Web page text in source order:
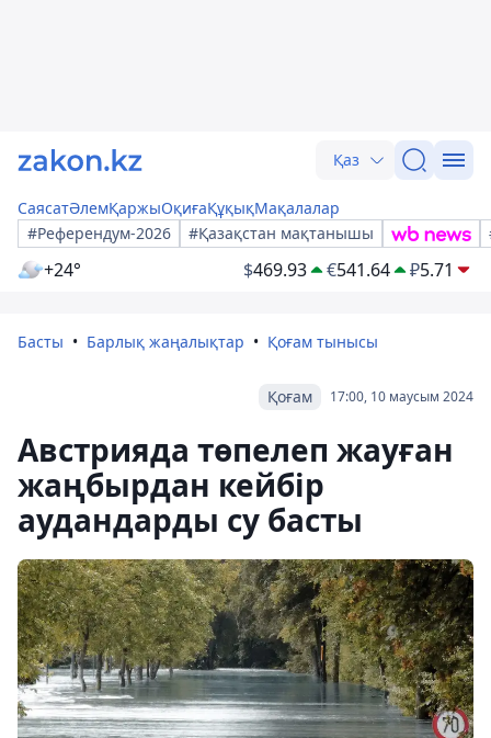
Қаз
СаясатӘлемҚаржыОқиғаҚұқықМақалалар
#Референдум-2026
#Қазақстан мақтанышы
+24° $469.93 €541.64 ₽5.71
Басты Барлық жаңалықтар Қоғам тынысы
17:00, 10 маусым 2024
Қоғам
Австрияда төпелеп жауған
жаңбырдан кейбір
аудандарды су басты